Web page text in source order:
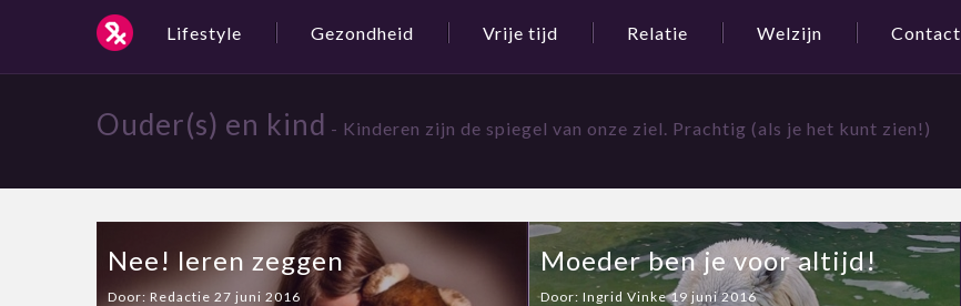
Lifestyle Gezondheid Vrije tijd Relatie Welzijn Contact
Ouder(s) en kind - Kinderen zijn de spiegel van onze ziel. Prachtig (als je het kunt zien!)
Nee! leren zeggen
Door: Redactie 27 juni 2016
Moeder ben je voor altijd!
Door: Ingrid Vinke 19 juni 2016